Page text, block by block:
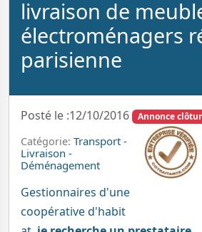
livraison de
électroménagers
parisienne
Posté le :12/10/2016 Annonce
Catégorie: Transport -
Livraison -
Déménagement
Gestionnaires d'une
coopérative d'habit